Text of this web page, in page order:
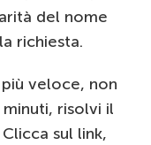
del nome
richiesta.
veloce, non
risolvi il
sul link,